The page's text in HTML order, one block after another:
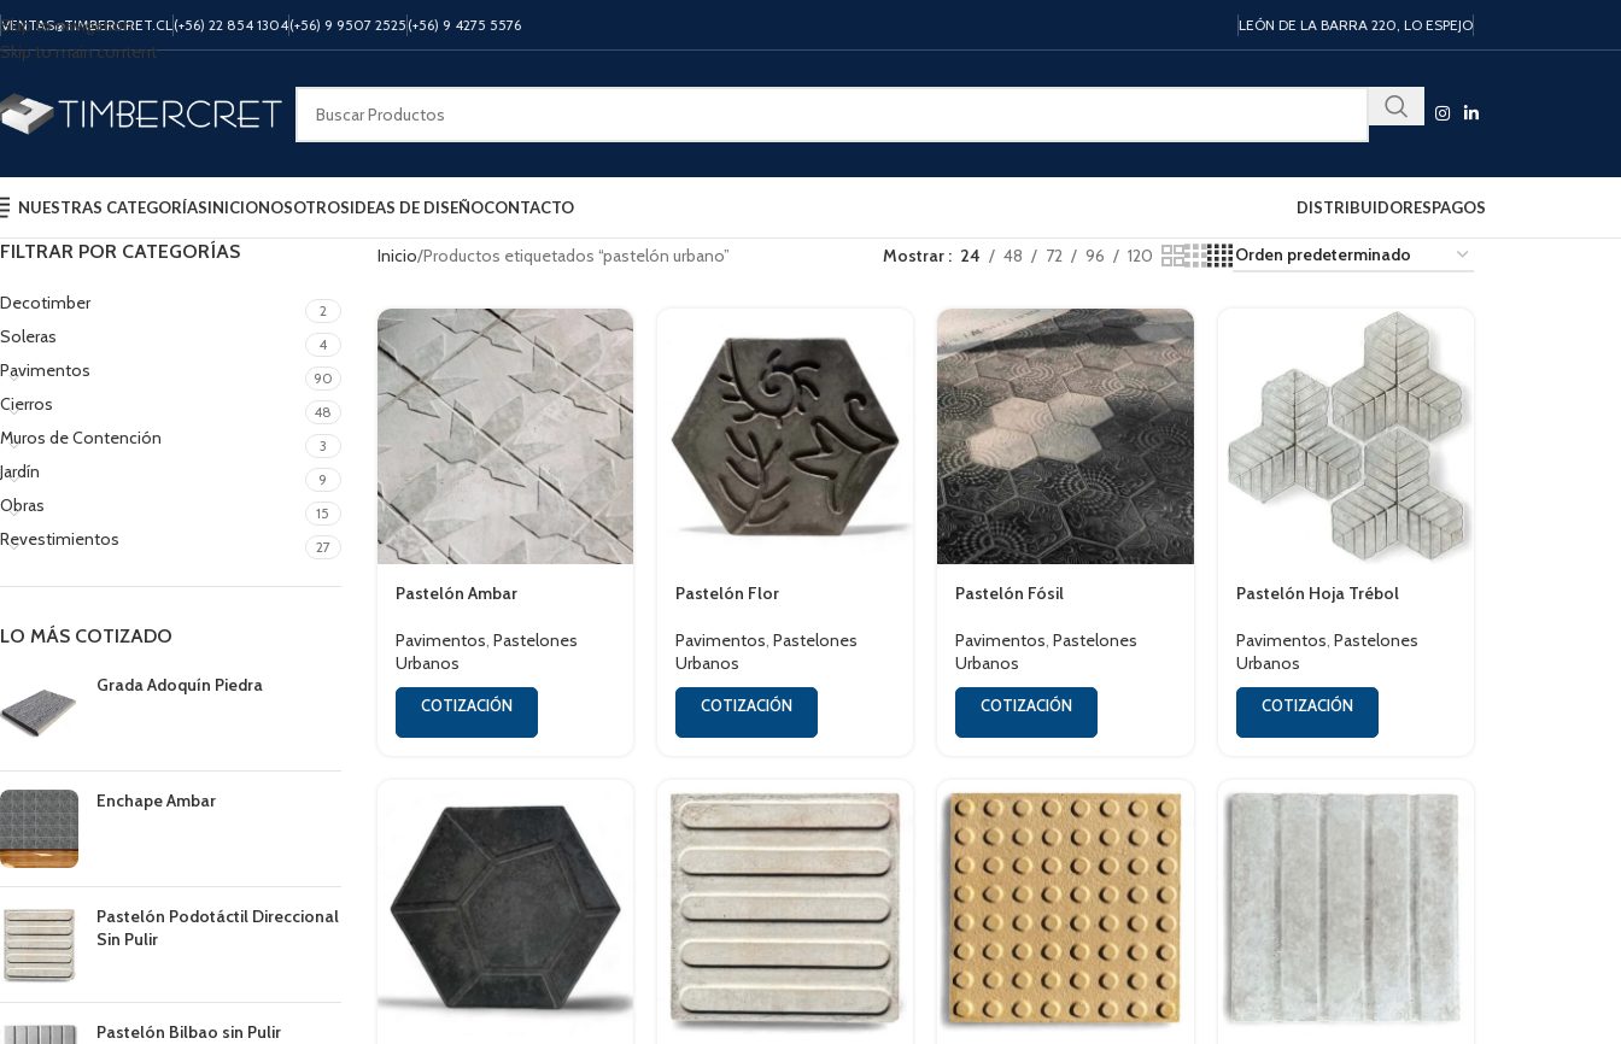
Skip to navigation
Skip to main content
VENTAS@TIMBERCRET.CL (+56) 22 854 1304(+56) 9 9507 2525(+56) 9 4275 5576 LEÓN DE LA BARRA 220, LO ESPEJO
NUESTRAS CATEGORÍASINICIONOSOTROSIDEAS DE DISEÑOCONTACTO DISTRIBUIDORESPAGOS
FILTRAR POR CATEGORÍAS
Decotimber 2
Soleras 4
Pavimentos 90
Cierros 48
Muros de Contención 3
Jardín 9
Obras 15
Revestimientos 27
LO MÁS COTIZADO
Grada Adoquín Piedra
Enchape Ambar
Pastelón Podotáctil Direccional
Sin Pulir
Pastelón Bilbao sin Pulir
Inicio Productos etiquetados “pastelón urbano” Mostrar 24 48 72 96 120
Pastelón Ambar
Pavimentos, Pastelones
Urbanos
COTIZACIÓN
Pastelón Flor
Pavimentos,Pastelones
Urbanos
COTIZACIÓN
Pastelón Fósil
Pavimentos,Pastelones
Urbanos
COTIZACIÓN
Pastelón Hoja Trébol
Pavimentos, Pastelones
Urbanos
COTIZACIÓN